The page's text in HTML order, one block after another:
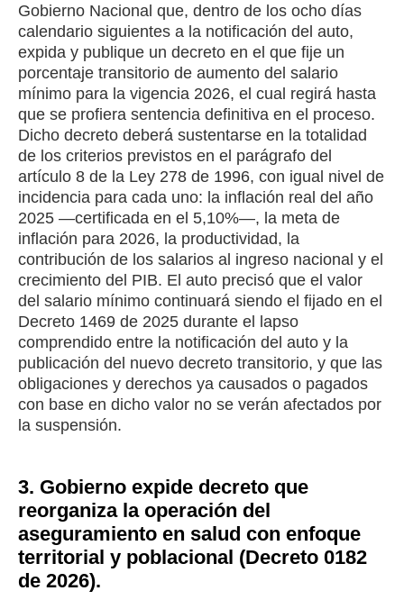
Gobierno Nacional que, dentro de los ocho días
calendario siguientes a la notificación del auto,
expida y publique un decreto en el que fije un
porcentaje transitorio de aumento del salario
mínimo para la vigencia 2026, el cual regirá hasta
que se profiera sentencia definitiva en el proceso.
Dicho decreto deberá sustentarse en la totalidad
de los criterios previstos en el parágrafo del
artículo 8 de la Ley 278 de 1996, con igual nivel de
incidencia para cada uno: la inflación real del año
2025 —certificada en el 5,10%—, la meta de
inflación para 2026, la productividad, la
contribución de los salarios al ingreso nacional y el
crecimiento del PIB. El auto precisó que el valor
del salario mínimo continuará siendo el fijado en el
Decreto 1469 de 2025 durante el lapso
comprendido entre la notificación del auto y la
publicación del nuevo decreto transitorio, y que las
obligaciones y derechos ya causados o pagados
con base en dicho valor no se verán afectados por
la suspensión.
3. Gobierno expide decreto que
reorganiza la operación del
aseguramiento en salud con enfoque
territorial y poblacional (Decreto 0182
de 2026).